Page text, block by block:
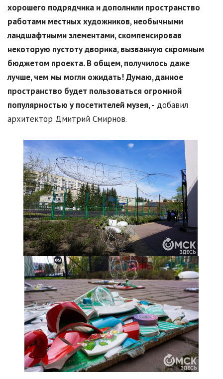
хорошего подрядчика и дополнили пространство
работами местных художников, необычными
ландшафтными элементами, скомпенсировав
некоторую пустоту дворика, вызванную скромным
бюджетом проекта. В общем, получилось даже
лучше, чем мы могли ожидать! Думаю, данное
пространство будет пользоваться огромной
популярностью у посетителей музея,- добавил
архитектор Дмитрий Смирнов.